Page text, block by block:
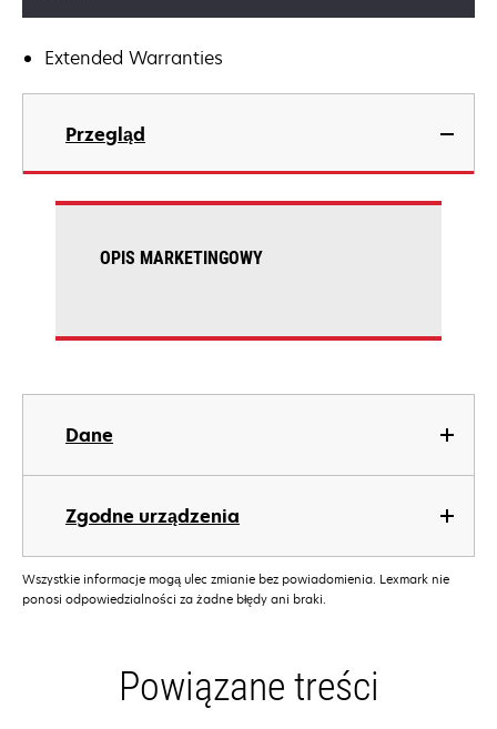
Extended Warranties
Przegląd
Dane
Zgodne urządzenia
OPIS MARKETINGOWY
Wszystkie informacje mogą ulec zmianie bez powiadomienia. Lexmark nie
ponosi odpowiedzialności za żadne błędy ani braki.
Powiązane treści